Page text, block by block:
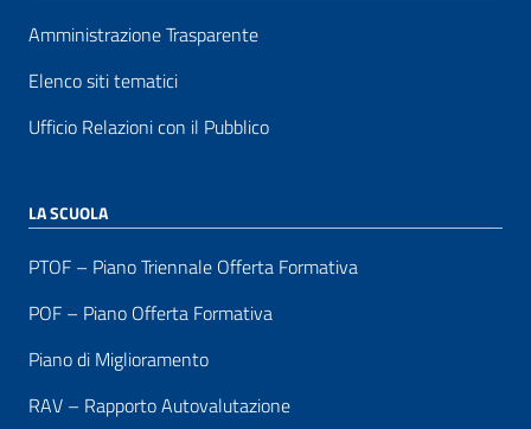
Amministrazione Trasparente
Elenco siti tematici
Ufficio Relazioni con il Pubblico
LA SCUOLA
PTOF – Piano Triennale Offerta Formativa
POF – Piano Offerta Formativa
Piano di Miglioramento
RAV – Rapporto Autovalutazione